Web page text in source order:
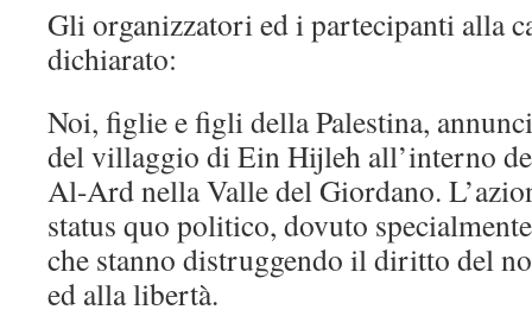
Gli organizzatori ed i partecipanti alla
dichiarato:
Noi, figlie e figli della Palestina,
del villaggio di Ein Hijleh all’interno
Al-Ard nella Valle del Giordano.
status quo politico, dovuto
che stanno distruggendo il diritto del
ed alla libertà.